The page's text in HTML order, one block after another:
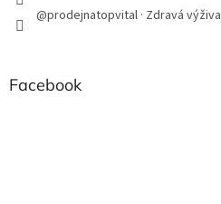
@prodejnatopvital · Zdravá výživa
Facebook